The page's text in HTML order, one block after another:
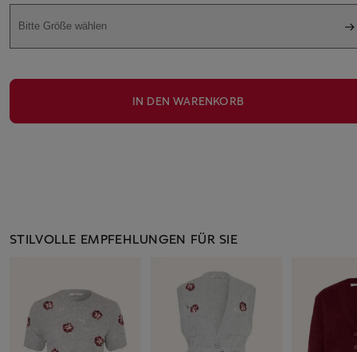
Bitte Größe wählen
IN DEN WARENKORB
STILVOLLE EMPFEHLUNGEN FÜR SIE